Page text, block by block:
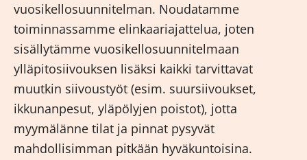
vuosikellosuunnitelman. Noudatamme
toiminnassamme elinkaariajattelua, joten
sisällytämme vuosikellosuunnitelmaan
ylläpitosiivouksen lisäksi kaikki tarvittavat
muutkin siivoustyöt (esim. suursiivoukset,
ikkunanpesut, yläpölyjen poistot), jotta
myymälänne tilat ja pinnat pysyvät
mahdollisimman pitkään hyväkuntoisina.